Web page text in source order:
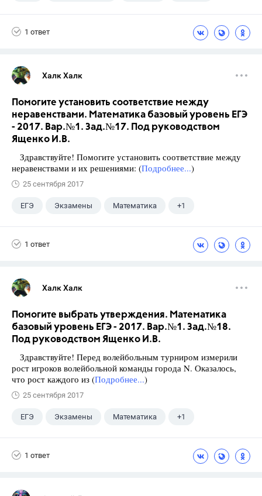
1 ответ
Халк Халк
Помогите установить соответствие между
неравенствами. Математика базовый уровень ЕГЭ
- 2017. Вар.№1. Зад.№17. Под руководством
Ященко И.В.
Здравствуйте! Помогите установить соответствие между
неравенствами и их решениями: (Подробнее...)
25 сентября 2017
ЕГЭ Экзамены Математика +1
1 ответ
Халк Халк
Помогите выбрать утверждения. Математика
базовый уровень ЕГЭ - 2017. Вар.№1. Зад.№18.
Под руководством Ященко И.В.
Здравствуйте! Перед волейбольным турниром измерили
рост игроков волейбольной команды города N. Оказалось,
что рост каждого из (Подробнее...)
25 сентября 2017
ЕГЭ Экзамены Математика +1
1 ответ